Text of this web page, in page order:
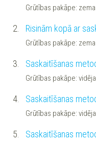
Grūtības pakāpe: zema
2. Risinām kopā ar
Grūtības pakāpe: zema
3. Saskaitīšanas
Grūtības pakāpe: vidēja
4. Saskaitīšanas
Grūtības pakāpe: vidēja
5. Saskaitīšanas